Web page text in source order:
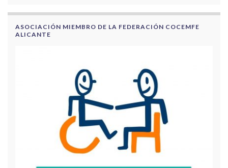
ASOCIACIÓN MIEMBRO DE LA FEDERACIÓN COCEMFE
ALICANTE